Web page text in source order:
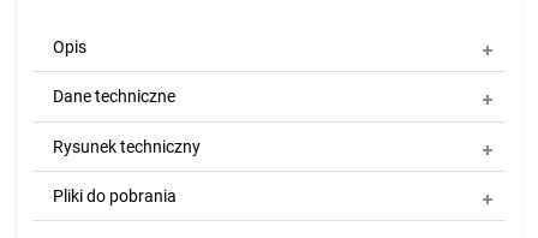
Opis
Dane techniczne
Rysunek techniczny
Pliki do pobrania